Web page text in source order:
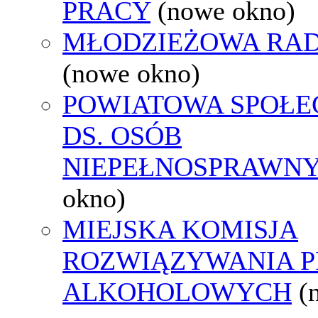
PRACY (nowe okno)
MŁODZIEŻOWA
(nowe okno)
POWIATOWA
DS. OSÓB
okno)
MIEJSKA KOMISJA
ROZWIĄZYWANIA
ALKOHOLOWYCH